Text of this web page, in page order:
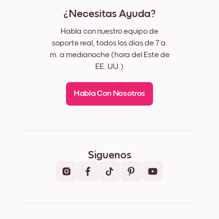
¿Necesitas Ayuda?
Habla con nuestro equipo de
soporte real, todos los días de 7 a.
m. a medianoche (hora del Este de
EE. UU.)
Habla Con Nosotros
Síguenos